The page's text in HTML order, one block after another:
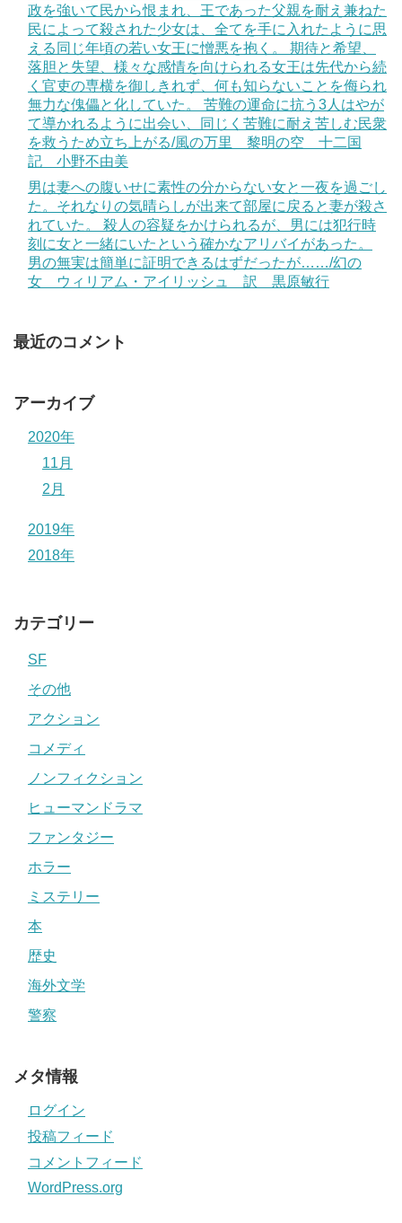
政を強いて民から恨まれ、王であった父親を耐え兼ねた
民によって殺された少女は、全てを手に入れたように思
える同じ年頃の若い女王に憎悪を抱く。 期待と希望、
落胆と失望、様々な感情を向けられる女王は先代から続
く官吏の専横を御しきれず、何も知らないことを侮られ
無力な傀儡と化していた。 苦難の運命に抗う3人はやが
て導かれるように出会い、同じく苦難に耐え苦しむ民衆
を救うため立ち上がる/風の万里 黎明の空 十二国
記 小野不由美
男は妻への腹いせに素性の分からない女と一夜を過ごし
た。それなりの気晴らしが出来て部屋に戻ると妻が殺さ
れていた。 殺人の容疑をかけられるが、男には犯行時
刻に女と一緒にいたという確かなアリバイがあった。
男の無実は簡単に証明できるはずだったが……/幻の
女 ウィリアム・アイリッシュ 訳 黒原敏行
最近のコメント
アーカイブ
2020年
11月
2月
2019年
2018年
カテゴリー
SF
その他
アクション
コメディ
ノンフィクション
ヒューマンドラマ
ファンタジー
ホラー
ミステリー
本
歴史
海外文学
警察
メタ情報
ログイン
投稿フィード
コメントフィード
WordPress.org